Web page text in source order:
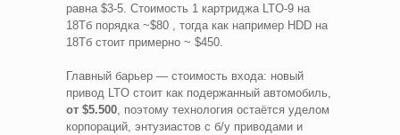
равна $3-5. Стоимость 1 картриджа LTO-9 на
18Тб порядка ~$80 , тогда как например HDD на
18Тб стоит примерно ~ $450.
Главный барьер — стоимость входа: новый
привод LTO стоит как подержанный автомобиль,
от $5.500 , поэтому технология остаётся уделом
корпораций, энтузиастов с б/у приводами и